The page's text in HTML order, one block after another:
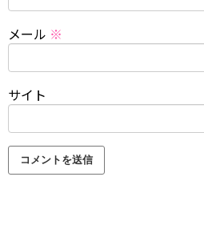
メール ※
サイト